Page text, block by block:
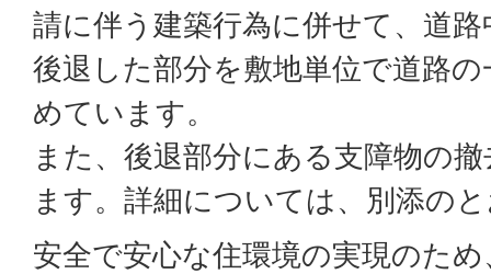
請に伴う建築行為に併せて、道
後退した部分を敷地単位で道路
めています。
また、後退部分にある支障物の
ます。詳細については、別添の
安全で安心な住環境の実現のた